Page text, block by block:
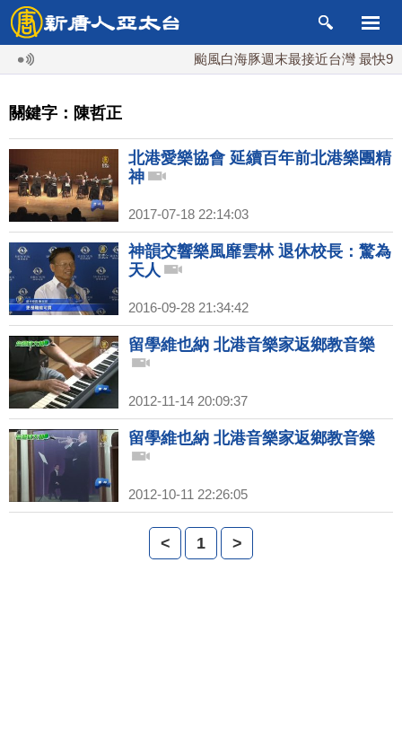
颱風白海豚週末最接近台灣 最快9日
關鍵字：陳哲正
北港愛樂協會 延續百年前北港樂團精
神
2017-07-18 22:14:03
神韻交響樂風靡雲林 退休校長：驚為
天人
2016-09-28 21:34:42
留學維也納 北港音樂家返鄉教音樂
2012-11-14 20:09:37
留學維也納 北港音樂家返鄉教音樂
2012-10-11 22:26:05
< 1 >